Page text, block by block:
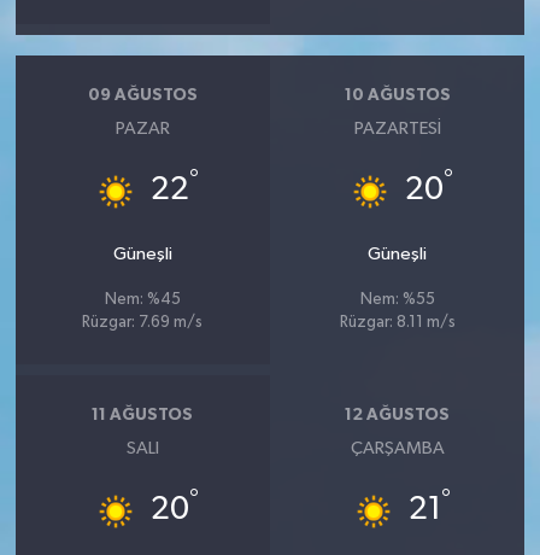
09 AĞUSTOS
PAZAR
22°
Güneşli
Nem: %45
Rüzgar: 7.69 m/s
10 AĞUSTOS
PAZARTESI
20°
Güneşli
Nem: %55
Rüzgar: 8.11 m/s
11 AĞUSTOS
SALI
20°
12 AĞUSTOS
ÇARŞAMBA
21 °